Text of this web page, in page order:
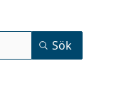
Sök